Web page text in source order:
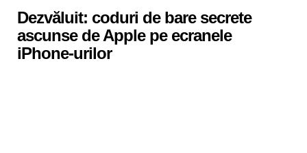
Dezvăluit: coduri de bare secrete
ascunse de Apple pe ecranele
iPhone-urilor